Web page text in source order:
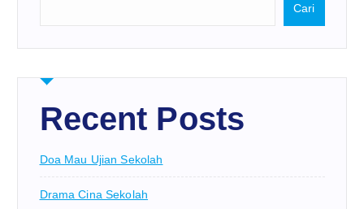
Cari
Recent Posts
Doa Mau Ujian Sekolah
Drama Cina Sekolah